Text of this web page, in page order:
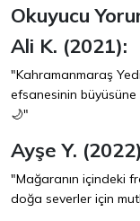
Okuyucu
Ali K. (2021):
"Kahramanmaraş
efsanesinin büyüsüne
🌙"
Ayşe Y.
"Mağaranın içindeki
doğa severler için